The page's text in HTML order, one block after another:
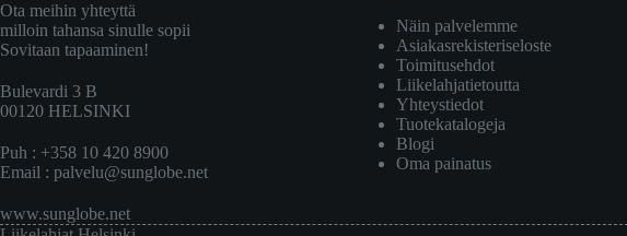
Ota meihin yhteyttä
milloin tahansa sinulle sopii
Sovitaan tapaaminen!
Bulevardi 3 B
00120 HELSINKI
Puh : +358 10 420 8900
Email : palvelu@sunglobe.net
www.sunglobe.net
Näin palvelemme
Asiakasrekisteriseloste
Toimitusehdot
Liikelahjatietoutta
Yhteystiedot
Tuotekatalogeja
Blogi
Oma painatus